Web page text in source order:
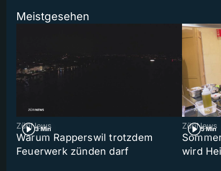
Meistgesehen
3 Min
ZüriNews
Warum Rapperswil trotzdem
Feuerwerk zünden darf
5 Min
ZüriNews
wird